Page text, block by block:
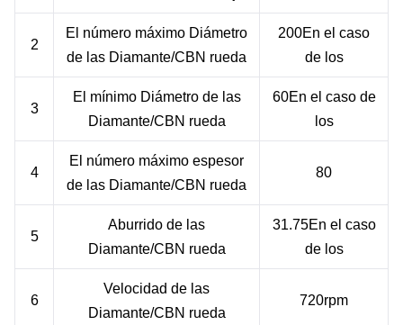
2
El número máximo Diámetro
de las Diamante/CBN rueda
200En el caso
de los
3
El mínimo Diámetro de las
Diamante/CBN rueda
60En el caso de
los
4
El número máximo espesor
de las Diamante/CBN rueda
80
5
Aburrido de las
Diamante/CBN rueda
31.75En el caso
de los
6
Velocidad de las
Diamante/CBN rueda
720rpm